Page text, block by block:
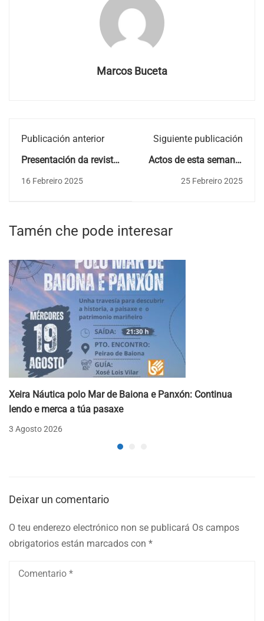
Marcos Buceta
Publicación anterior
Presentación da revista
de Estudos Miñoráns
16 Febreiro 2025
Siguiente publicación
Actos de esta semana:
xoves e venres.
25 Febreiro 2025
Tamén che pode interesar
Xeira Náutica polo Mar de Baiona e Panxón: Continua
lendo e merca a túa pasaxe
3 Agosto 2026
Deixar un comentario
O teu enderezo electrónico non se publicará Os campos
obrigatorios están marcados con *